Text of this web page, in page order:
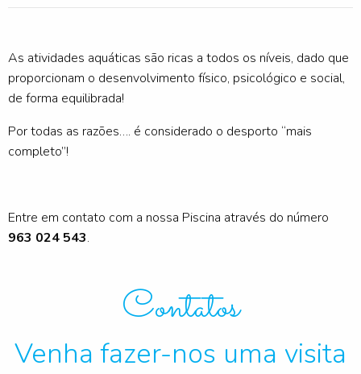
As atividades aquáticas são ricas a todos os níveis, dado que
proporcionam o desenvolvimento físico, psicológico e social,
de forma equilibrada!
Por todas as razões…. é considerado o desporto “mais
completo”!
Entre em contato com a nossa Piscina através do número
963 024 543.
Contatos
Venha fazer-nos uma visita